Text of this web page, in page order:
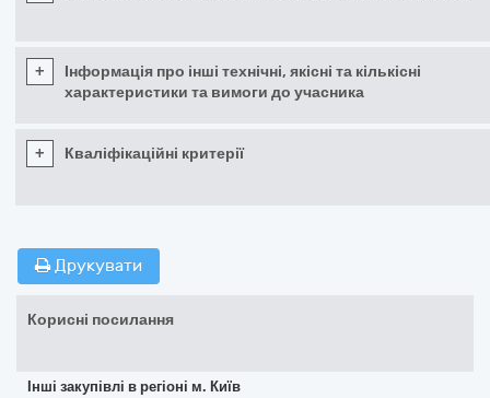
+
Інформація про інші технічні, якісні та кількісні
характеристики та вимоги до учасника
+ Кваліфікаційні критерії
Друкувати
Корисні посилання
Інші закупівлі в регіоні м. Київ